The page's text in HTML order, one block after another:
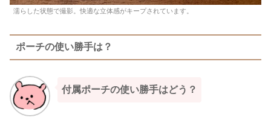
濡らした状態で撮影。快適な立体感がキープされています。
ポーチの使い勝手は？
付属ポーチの使い勝手はどう？